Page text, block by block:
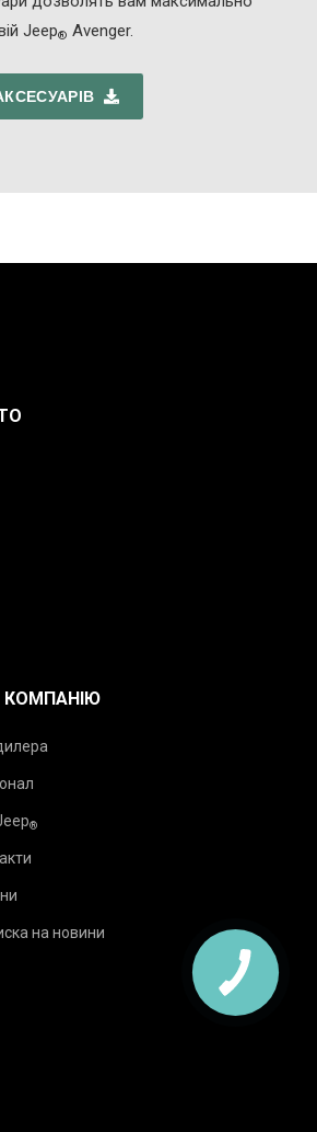
Jeep® Avenger.
КОМПАНІЮ
®
на новини